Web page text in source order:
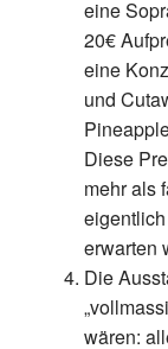
eine
20€
eine
und
Diese
mehr als
erwarten
Die
wären: